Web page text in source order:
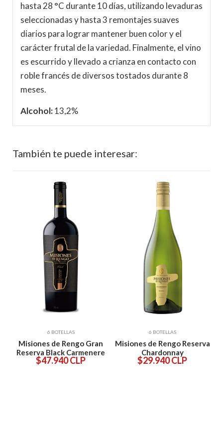
hasta 28 °C durante 10 días, utilizando levaduras
seleccionadas y hasta 3 remontajes suaves
diarios para lograr mantener buen color y el
carácter frutal de la variedad. Finalmente, el vino
es escurrido y llevado a crianza en contacto con
roble francés de diversos tostados durante 8
meses.
Alcohol:13,2%
También te puede interesar:
6 BOTELLAS
Misiones de Rengo Gran
Reserva Black Carmenere
$47.940 CLP
6 BOTELLAS
Misiones de Rengo Reserva
Chardonnay
$29.940 CLP